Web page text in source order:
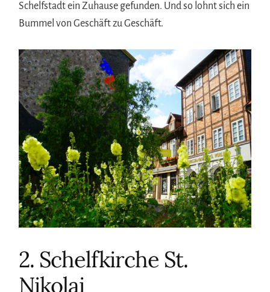
Schelfstadt ein Zuhause gefunden. Und so lohnt sich ein
Bummel von Geschäft zu Geschäft.
2. Schelfkirche St.
Nikolai